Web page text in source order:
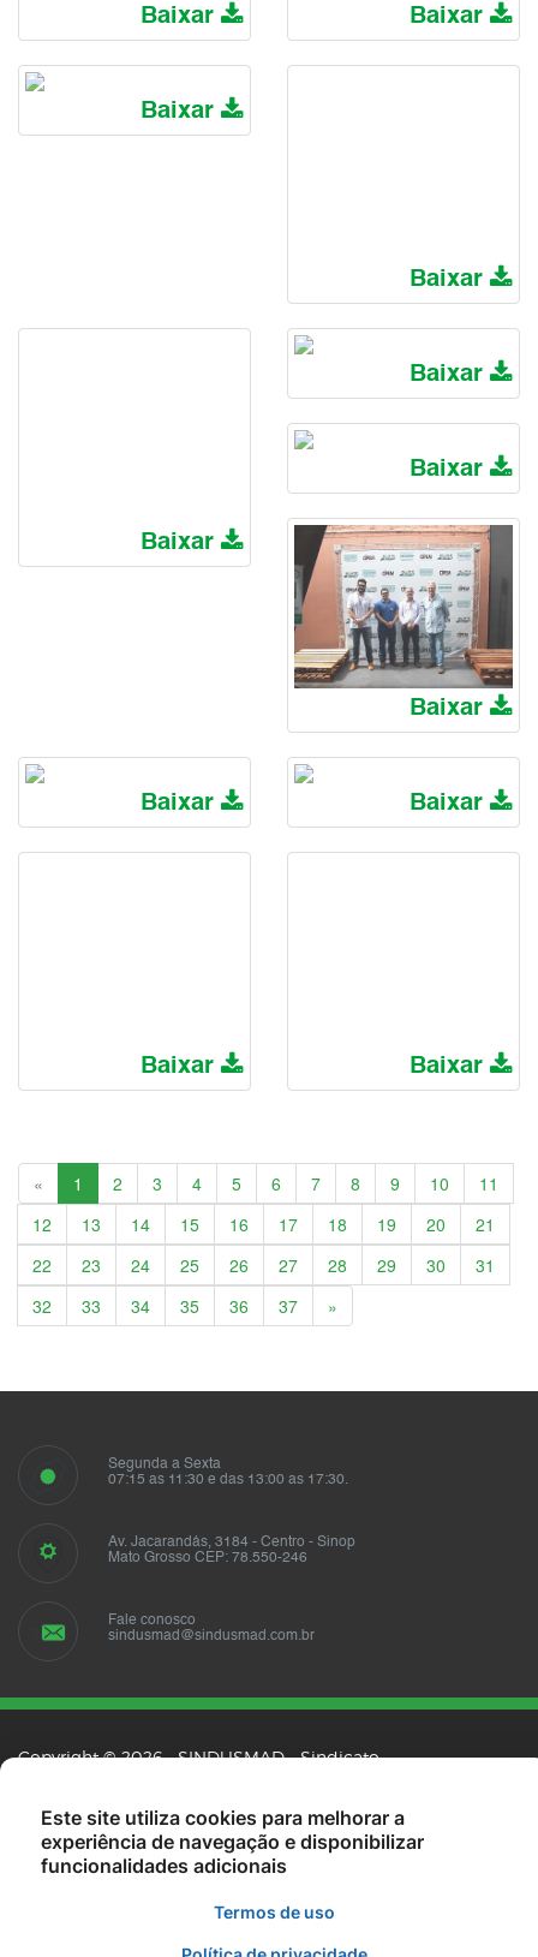
Baixar Baixar
Baixar
Baixar
Baixar
Baixar
Baixar
Baixar
Baixar Baixar
Baixar Baixar
« Anterior
1 2 3 4 5 6 7 8 9 10
11
12
13 14 15 16 17 18 19 20
21
22
23 24 25 26 27 28 29 30
31
32
33 34 35 36 37 »
Segunda a Sexta
07:15 as 11:30 e das 13:00 as 17:30.
Av. Jacarandás, 3184 - Centro - Sinop
Mato Grosso CEP: 78.550-246
Fale conosco
sindusmad@sindusmad.com.br
Copyright © 2026 - SINDUSMAD - Sindicato
Este site utiliza cookies para melhorar a
experiência de navegação e disponibilizar
funcionalidades adicionais
Termos de uso